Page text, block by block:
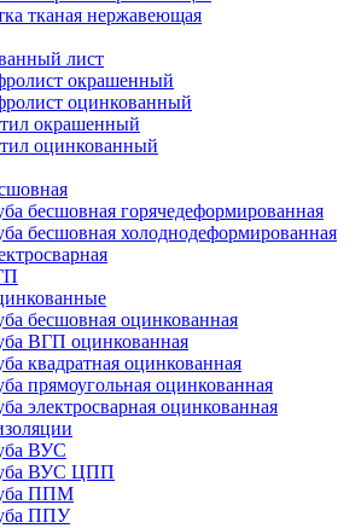
тканая нержавеющая
лист
окрашенный
оцинкованный
окрашенный
оцинкованный
бесшовная горячедеформированная
бесшовная холоднодеформированная
бесшовная оцинкованная
ВГП оцинкованная
квадратная оцинкованная
прямоугольная оцинкованная
электросварная оцинкованная
ВУС
ВУС ЦПП
ППМ
ППУ